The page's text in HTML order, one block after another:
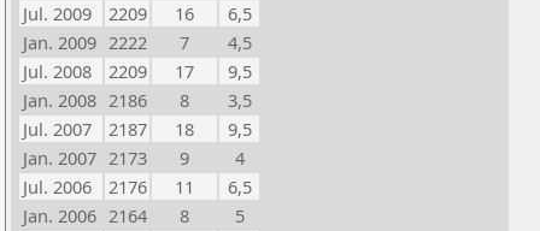
Jul. 2009
2209 16
6,5
Jan. 2009 2222 7
4,5
Jul. 2008
2209 17
9,5
Jan. 2008 2186 8
3,5
Jul. 2007
2187 18
9,5
Jan. 2007 2173 9
4
Jul. 2006
2176 11
6,5
Jan. 2006 2164 8
5